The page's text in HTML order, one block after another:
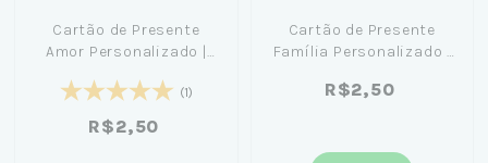
Cartão de Presente
Amor Personalizado |
(1)
R$2,50
Cartão de Presente
Família Personalizado |
R$2,50